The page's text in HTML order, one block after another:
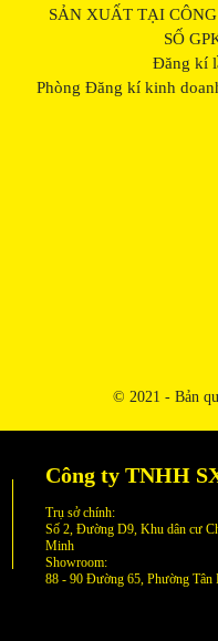
SẢN XUẤT TẠI
SỐ
Đăng kí
Phòng Đăng kí kinh
© 2021 - Bản
Công ty TNHH
Trụ sở chính:
Số 2, Đường D9, Khu dân cư
Minh
Showroom:
88 - 90 Đường 65, Phường